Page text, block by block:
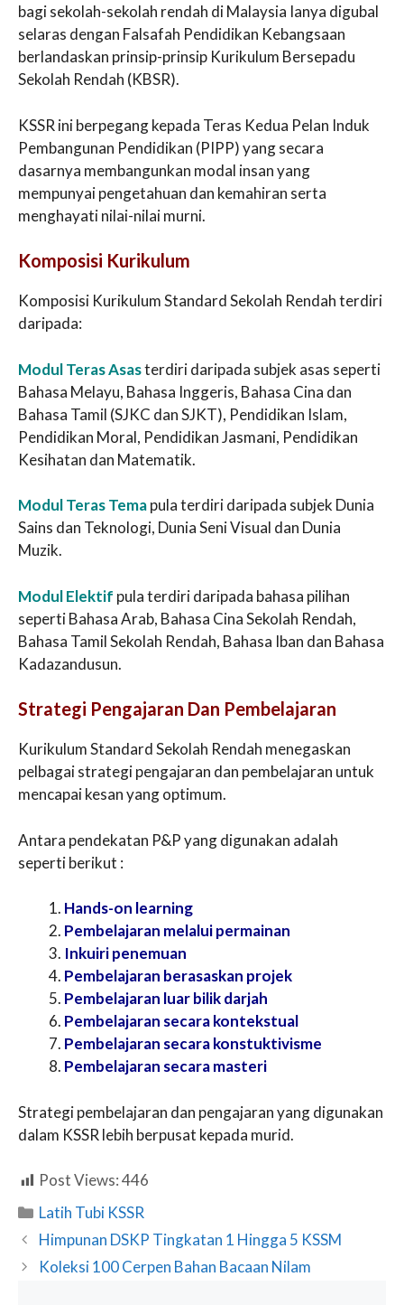
bagi sekolah-sekolah rendah di Malaysia Ianya digubal
selaras dengan Falsafah Pendidikan Kebangsaan
berlandaskan prinsip-prinsip Kurikulum Bersepadu
Sekolah Rendah (KBSR).
KSSR ini berpegang kepada Teras Kedua Pelan Induk
Pembangunan Pendidikan (PIPP) yang secara
dasarnya membangunkan modal insan yang
mempunyai pengetahuan dan kemahiran serta
menghayati nilai-nilai murni.
Komposisi Kurikulum
Komposisi Kurikulum Standard Sekolah Rendah terdiri
daripada:
Modul Teras Asasterdiri daripada subjek asas seperti
Bahasa Melayu, Bahasa Inggeris, Bahasa Cina dan
Bahasa Tamil (SJKC dan SJKT), Pendidikan Islam,
Pendidikan Moral, Pendidikan Jasmani, Pendidikan
Kesihatan dan Matematik.
Modul Teras Temapula terdiri daripada subjek Dunia
Sains dan Teknologi, Dunia Seni Visual dan Dunia
Muzik.
Modul Elektif pula terdiri daripada bahasa pilihan
seperti Bahasa Arab, Bahasa Cina Sekolah Rendah,
Bahasa Tamil Sekolah Rendah, Bahasa Iban dan Bahasa
Kadazandusun.
Strategi Pengajaran Dan Pembelajaran
Kurikulum Standard Sekolah Rendah menegaskan
pelbagai strategi pengajaran dan pembelajaran untuk
mencapai kesan yang optimum.
Antara pendekatan P&P yang digunakan adalah
seperti berikut :
Hands-on learning
Pembelajaran melalui permainan
Inkuiri penemuan
Pembelajaran berasaskan projek
Pembelajaran luar bilik darjah
Pembelajaran secara kontekstual
Pembelajaran secara konstuktivisme
Pembelajaran secara masteri
Strategi pembelajaran dan pengajaran yang digunakan
dalam KSSR lebih berpusat kepada murid.
Post Views:446
Categories
Latih Tubi KSSR
Himpunan DSKP Tingkatan 1 Hingga 5 KSSM
Koleksi 100 Cerpen Bahan Bacaan Nilam